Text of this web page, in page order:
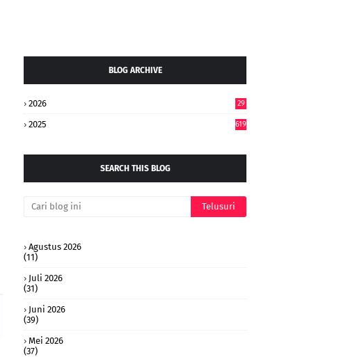
BLOG ARCHIVE
2026
29
2025 619
SEARCH THIS BLOG
Agustus 2026
(11)
Juli 2026
(31)
Juni 2026
(39)
Mei 2026
(37)